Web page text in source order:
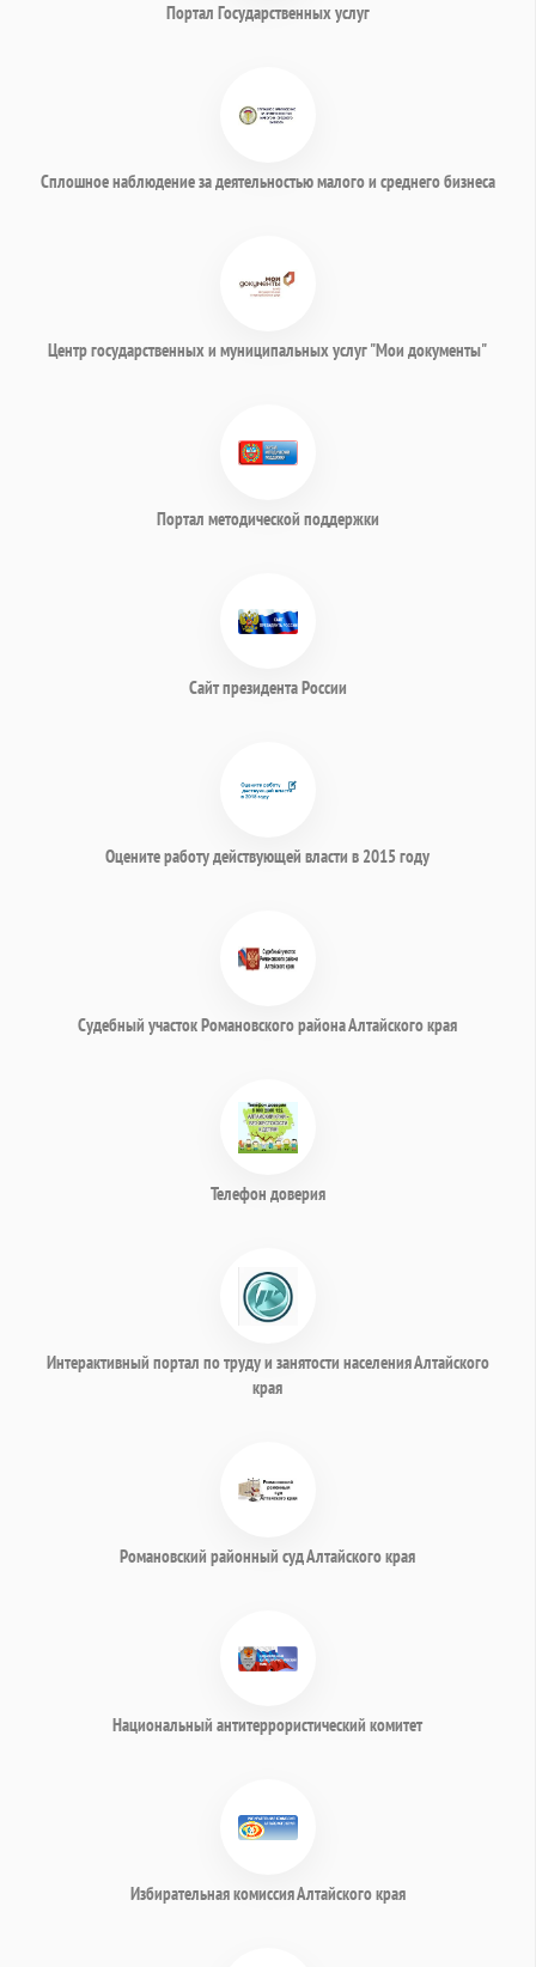
Портал Государственных услуг
Сплошное наблюдение за деятельностью малого и среднего бизнеса
Центр государственных и муниципальных услуг "Мои документы"
Портал методической поддержки
Сайт президента России
Оцените работу действующей власти в 2015 году
Судебный участок Романовского района Алтайского края
Телефон доверия
Интерактивный портал по труду и занятости населения Алтайского
края
Романовский районный суд Алтайского края
Национальный антитеррористический комитет
Избирательная комиссия Алтайского края